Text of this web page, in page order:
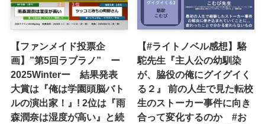
【ファンメイド投票企
画】”第5回ラブラノ” ー
2025Winterー 結果発表
大賞は『俺は学園頭脳バト
ルの演出家！』! 2位は『雨
森潤奈は湿度が高い』と続
【#ライトノベル感想】駱
駝先生『主人公の幼馴染
が、脇役の俺にグイグイく
る２』 前の人生で見た転校
生のストーカー事件に向き
合って変化するのか #お